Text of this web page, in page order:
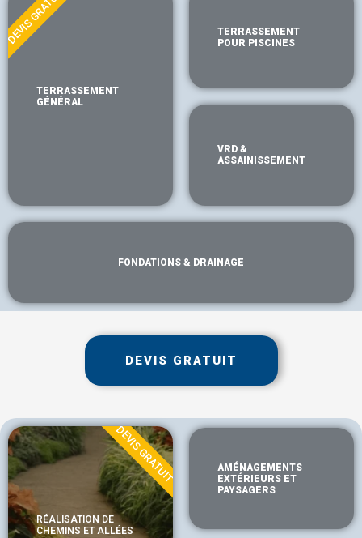
TERRASSEMENT
GÉNÉRAL
DEVIS GRATUIT
TERRASSEMENT
POUR PISCINES
VRD &
ASSAINISSEMENT
FONDATIONS & DRAINAGE
DEVIS GRATUIT
AMÉNAGEMENTS
EXTÉRIEURS ET
PAYSAGERS
RÉALISATION DE
CHEMINS ET ALLÉES
DEVIS GRATUIT